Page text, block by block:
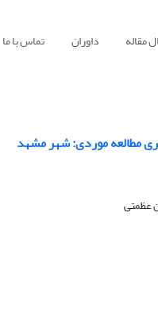
مقاله داوران تماس با ما
مطالعه موردی: شهر مشهد
عظمتی